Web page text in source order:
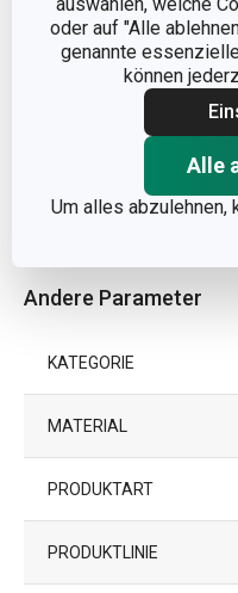
oder auf "Alle
genannte
können
Alle
Um alles abzulehnen,
Abmessungen
PRODUKTBREITE (CM)
PRODUKTHÖHE (CM)
PRODUKTLÄNGE (CM)
Andere Parameter
KATEGORIE
MATERIAL
PRODUKTART
PRODUKTLINIE